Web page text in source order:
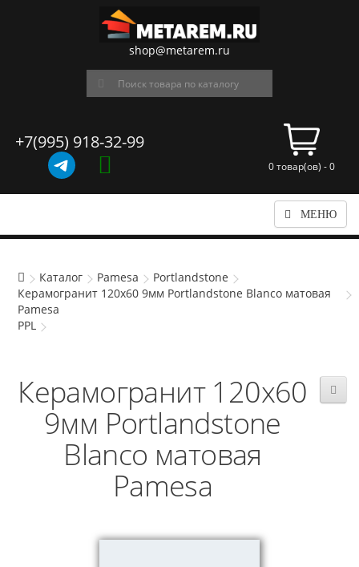
shop@metarem.ru
+7(995) 918-32-99
0 товар(ов) - 0
МЕНЮ
Каталог Pamesa
Portlandstone
Керамогранит 120x60 9мм Portlandstone Blanco матовая
Pamesa
PPL
Керамогранит 120x60
9мм Portlandstone
Blanco матовая
Pamesa